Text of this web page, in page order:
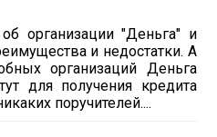
организации "Деньга" и
и недостатки. А
организаций Деньга
для получения кредита
поручителей....